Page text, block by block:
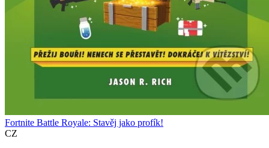
Fortnite Battle Royale: Stavěj jako profík!
CZ